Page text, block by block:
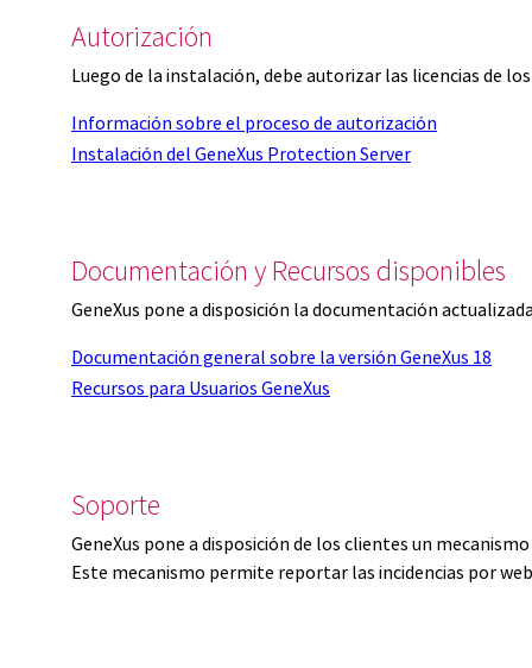
Autorización
Luego de la instalación, debe autorizar las licencias de
Información sobre el proceso de autorización
Instalación del GeneXus Protection Server
Documentación y Recursos disponibles
GeneXus pone a disposición la documentación
Documentación general sobre la versión GeneXus 18
Recursos para Usuarios GeneXus
Soporte
GeneXus pone a disposición de los clientes un
Este mecanismo permite reportar las incidencias por